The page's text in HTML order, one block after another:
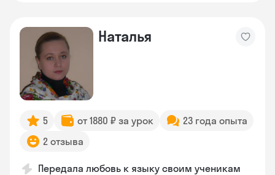
Наталья
5 от 1880 ₽ за урок
23 года опыта
2 отзыва
Передала любовь к языку своим ученикам